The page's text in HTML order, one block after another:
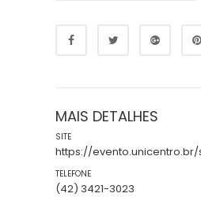
MAIS DETALHES
SITE
https://
TELEFONE
(42) 3421-3023